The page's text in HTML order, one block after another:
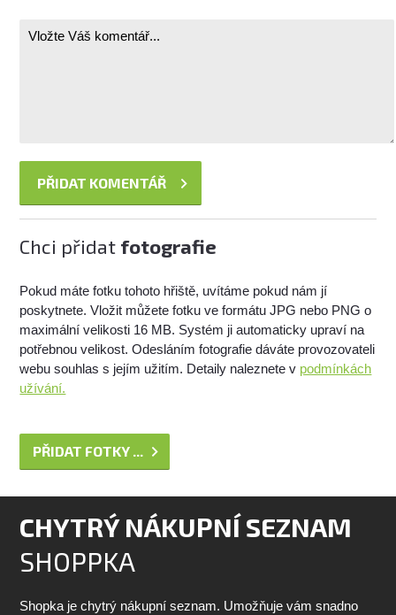
Chci přidat fotografie
Pokud máte fotku tohoto hřiště, uvítáme pokud nám jí
poskytnete. Vložit můžete fotku ve formátu JPG nebo PNG o
maximální velikosti 16 MB. Systém ji automaticky upraví na
potřebnou velikost. Odesláním fotografie dáváte provozovateli
webu souhlas s jejím užitím. Detaily naleznete v podmínkách
užívání.
PŘIDAT FOTKY ...
CHYTRÝ NÁKUPNÍ SEZNAM
SHOPPKA
Shopka je chytrý nákupní seznam. Umožňuje vám snadno